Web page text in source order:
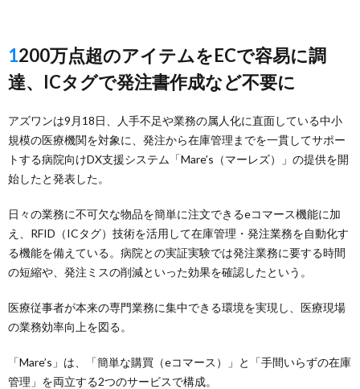
1200万点超のアイテムをECで容易に調
達、ICタグで発注書作成など不要に
アズワンは9月18日、人手不足や業務の属人化に直面している中小
規模の医療機関を対象に、発注から在庫管理までを一貫してサポー
トする病院向けDX支援システム「Mare’s（マーレズ）」の提供を開
始したと発表した。
日々の業務に不可欠な物品を簡単に注文できるeコマース機能に加
え、RFID（ICタグ）技術を活用して在庫管理・発注業務を自動化す
る機能を備えている。病院との実証実験では発注業務に要する時間
の短縮や、発注ミスの削減といった効果を確認したという。
医療従事者が本来の専門業務に集中できる環境を実現し、医療現場
の業務効率向上を図る。
「Mare’s」は、「簡単な購買（eコマース）」と「手間いらずの在庫
管理」を両立する2つのサービスで構成。